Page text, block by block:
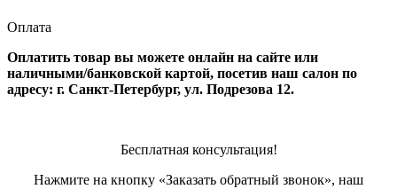
Оплата
Оплатить товар вы можете онлайн на сайте или
наличными/банковской картой, посетив наш салон по
адресу: г. Санкт-Петербург, ул. Подрезова 12.
Бесплатная консультация!
Нажмите на кнопку «Заказать обратный звонок», наш